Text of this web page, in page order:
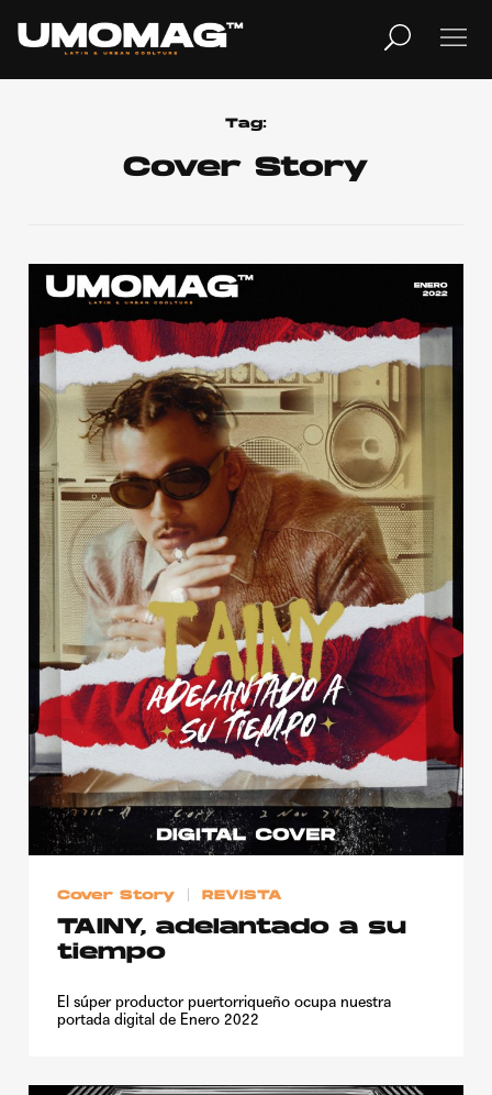
Home
Cover Story
Publicidad
Contacto
Aviso Legal
© 2015-2022 UMOMAG. PROPIEDAD DE UMO agency. TODOS LOS
DERECHOS RESERVADOS.
Tag:
Cover Story
Cover Story REVISTA
TAINY, adelantado a su
tiempo
El súper productor puertorriqueño ocupa nuestra
portada digital de Enero 2022